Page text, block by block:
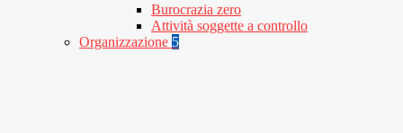
Burocrazia zero
Attività soggette a controllo
Organizzazione 5